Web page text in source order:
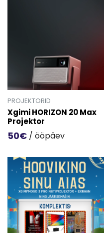
PROJEKTORID
Xgimi HORIZON 20 Max
Projektor
50€ / ööpäev